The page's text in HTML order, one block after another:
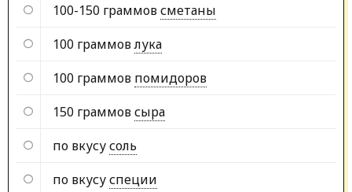
100-150 граммовсметаны
100 граммовлука
100 граммов помидоров
150 граммовсыра
по вкусусоль
по вкусуспеции